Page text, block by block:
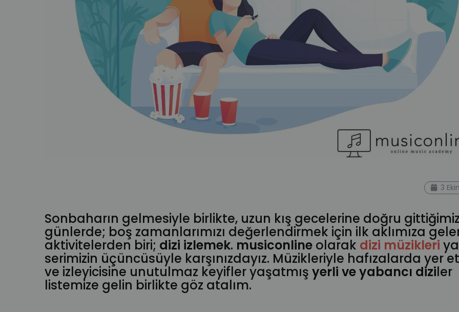
3
Sonbaharın gelmesiyle birlikte, uzun kış gecelerine doğru
günlerde; boş zamanlarımızı değerlendirmek için ilk aklımıza
aktivitelerden biri; dizi izlemek. musiconline olarak dizi müzikleri
serimizin üçüncüsüyle karşınızdayız. Müzikleriyle hafızalarda yer
ve izleyicisine unutulmaz keyifler yaşatmış yerli ve yabancı diziler
listemize gelin birlikte göz atalım.